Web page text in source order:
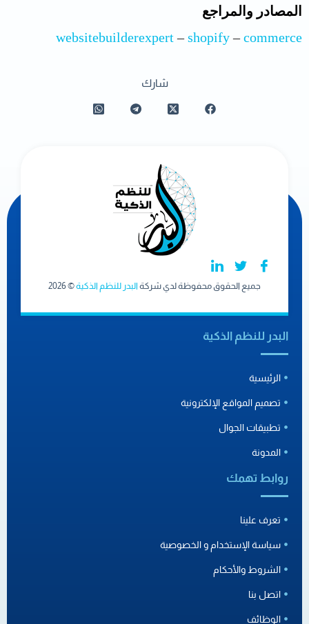
المصادر والمراجع
websitebuilderexpert–shopify–commerce
شارك
جميع الحقوق محفوظة لدي شركة البدر للنظم الذكية© 2026
البدر للنظم الذكية
الرئيسية
تصميم المواقع الإلكترونية
تطبيقات الجوال
المدونة
روابط تهمك
تعرف علينا
سياسة الإستخدام و الخصوصية
الشروط والأحكام
اتصل بنا
الوظائف